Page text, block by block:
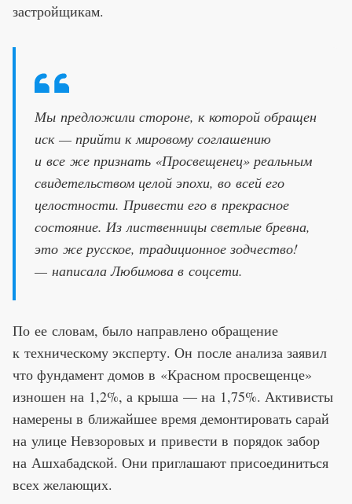
застройщикам.
Мы предложили стороне, к которой обращен
иск — прийти к мировому соглашению
и все же признать «Просвещенец» реальным
свидетельством целой эпохи, во всей его
целостности. Привести его в прекрасное
состояние. Из лиственницы светлые бревна,
это же русское, традиционное зодчество!
— написала Любимова в соцсети.
По ее словам, было направлено обращение
к техническому эксперту. Он после анализа заявил
что фундамент домов в «Красном просвещенце»
изношен на 1,2%, а крыша — на 1,75%. Активисты
намерены в ближайшее время демонтировать сарай
на улице Невзоровых и привести в порядок забор
на Ашхабадской. Они приглашают присоединиться
всех желающих.